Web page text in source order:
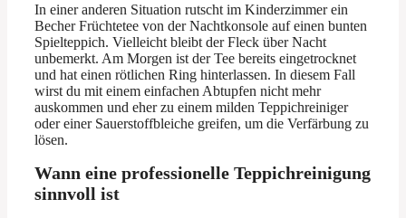
In einer anderen Situation rutscht im Kinderzimmer ein
Becher Früchtetee von der Nachtkonsole auf einen bunten
Spielteppich. Vielleicht bleibt der Fleck über Nacht
unbemerkt. Am Morgen ist der Tee bereits eingetrocknet
und hat einen rötlichen Ring hinterlassen. In diesem Fall
wirst du mit einem einfachen Abtupfen nicht mehr
auskommen und eher zu einem milden Teppichreiniger
oder einer Sauerstoffbleiche greifen, um die Verfärbung zu
lösen.
Wann eine professionelle Teppichreinigung
sinnvoll ist